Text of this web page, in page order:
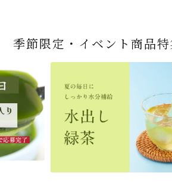
宇治抹茶だいふく 和
三盆仕立て 6個入
2,592 (税込)
お茶屋の京都 宇治
1,743 (税込)
商品一覧はこちら
桜茶（さくら茶）28ｇ
（7人前後） ＊神奈川
県小田原市の八重桜
です
454 (税込)
『釜炒りむぎ茶』
324 (税込)
商品一覧はこちら
宇治抹茶そば3袋・そ
ばつゆ6袋（6人前）セ
ット 化粧箱（カート
ン/ギフトボックス）
3,032 (税込)
【送料込み】宇治抹
そば160ｇ×2袋（4
前）＋特撰そばつゆ
個（ポスト便）
2,028 (税込)
商品一覧はこちら
老舗茶舗の宇治抹茶
かすていらと宇治冠煎
茶の詰合せ
4,112 (税込)
宇治抹茶焼き菓子詰
4,511 (税込)
商品一覧はこちら
茶道具 帛紗 ふくさ 無
地 正絹帛紗 7匁(もん
め) (朱・赤・紫) (ポス
ト便対応可)
4,730 (税込)
茶道具 扇子（せんす
扇子 利休百首 白
1,716 (税込)
商品一覧はこちら
季節限定・イベント商品特